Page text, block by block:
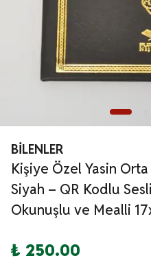
BİLENLER
Kişiye Özel Yasin
Siyah – QR Kodlu
Okunuşlu ve Mealli
₺ 250.00